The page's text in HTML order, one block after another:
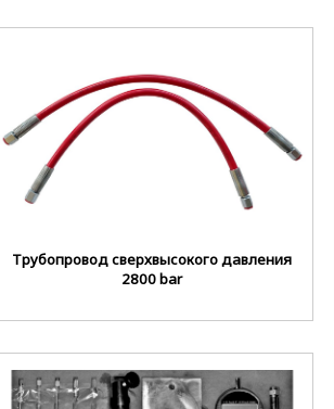
Трубопровод сверхвысокого давления
2800 bar